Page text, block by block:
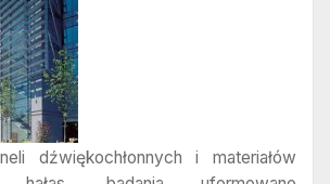
dźwiękochłonnych i materiałów